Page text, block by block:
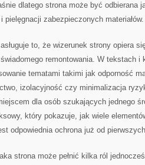
dlatego strona może być odbierana
pielęgnacji zabezpieczonych materiałów.
to, że wizerunek strony opiera
remontowania. W tekstach i
tematami takimi jak odporność
izolacyjność czy minimalizacja
dla osób szukających jednego
który pokazuje, jak wiele
odpowiednia ochrona już od
strona może pełnić kilka ról